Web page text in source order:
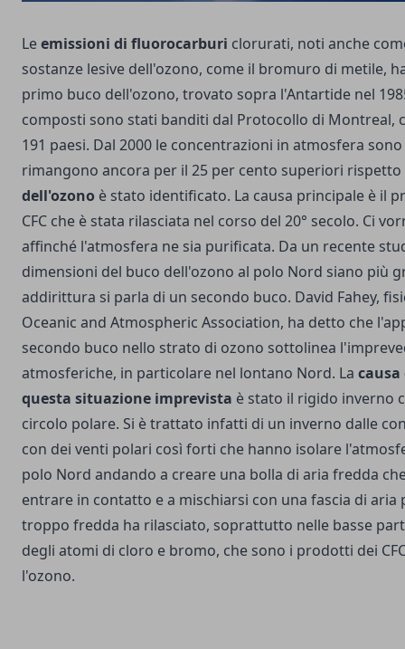
Leemissioni di fluorocarburi clorurati, noti anche
sostanze lesive dell'ozono, come il bromuro di metile,
primo buco dell'ozono, trovato sopra l'Antartide nel
composti sono stati banditi dal Protocollo di Montreal,
191 paesi. Dal 2000 le concentrazioni in atmosfera
rimangono ancora per il 25 per cento superiori
dell'ozono è stato identificato. La causa principale è il
CFC che è stata rilasciata nel corso del 20° secolo. Ci
affinché l'atmosfera ne sia purificata. Da un recente
dimensioni del buco dell'ozono al polo Nord siano più
addirittura si parla di un secondo buco. David Fahey,
Oceanic and Atmospheric Association, ha detto che
secondo buco nello strato di ozono sottolinea
atmosferiche, in particolare nel lontano Nord. La
questa situazione imprevista è stato il rigido inverno
circolo polare. Si è trattato infatti di un inverno dalle
con dei venti polari così forti che hanno isolare
polo Nord andando a creare una bolla di aria fredda
entrare in contatto e a mischiarsi con una fascia di aria
troppo fredda ha rilasciato, soprattutto nelle basse
degli atomi di cloro e bromo, che sono i prodotti dei
l'ozono.